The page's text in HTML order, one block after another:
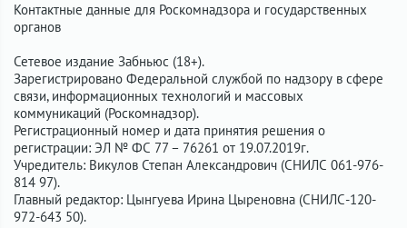
Контактные данные для Роскомнадзора и государственных
органов
Сетевое издание Забньюс (18+).
Зарегистрировано Федеральной службой по надзору в сфере
связи, информационных технологий и массовых
коммуникаций (Роскомнадзор).
Регистрационный номер и дата принятия решения о
регистрации: ЭЛ № ФС 77 – 76261 от 19.07.2019г.
Учредитель: Викулов Степан Александрович (СНИЛС 061-976-
814 97).
Главный редактор: Цынгуева Ирина Цыреновна (СНИЛС-120-
972-643 50).